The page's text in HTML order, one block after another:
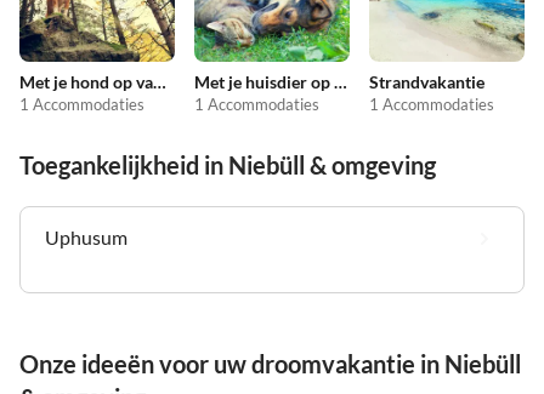
Met je hond op vakantie
1 Accommodaties
Met je huisdier op vakantie
1 Accommodaties
Strandvakantie
1 Accommodaties
Toegankelijkheid in Niebüll & omgeving
Uphusum
Onze ideeën voor uw droomvakantie in Niebüll